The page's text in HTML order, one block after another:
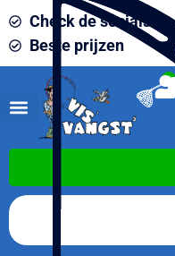
Check de socials
Beste prijzen
0